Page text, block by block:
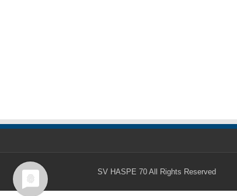
SV HASPE 70 All Rights Reserved